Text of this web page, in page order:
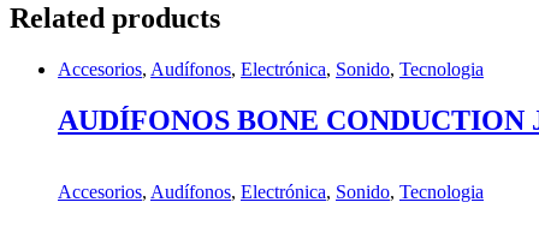
Related products
Accesorios, Audífonos, Electrónica, Sonido, Tecnologia
AUDÍFONOS BONE CONDUCTION
Accesorios, Audífonos, Electrónica, Sonido, Tecnologia